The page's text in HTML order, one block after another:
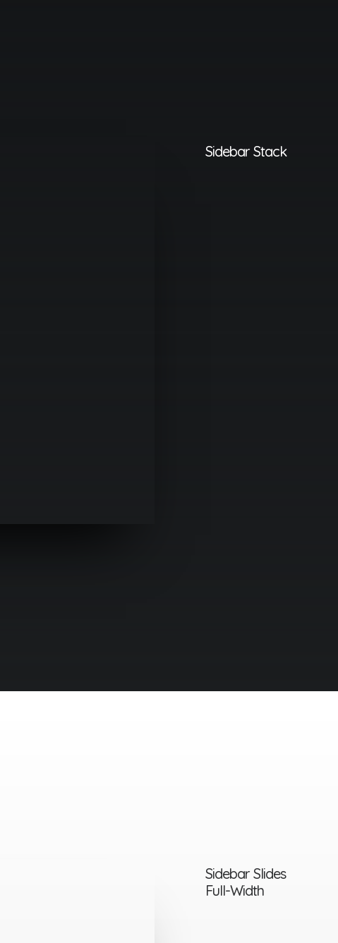
Sidebar Stack
Sidebar Slides
Full-Width